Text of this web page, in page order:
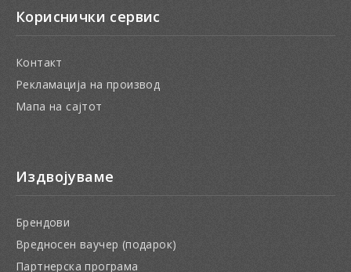
Кориснички сервис
Контакт
Рекламација на производ
Мапа на сајтот
Издвојуваме
Брендови
Вредносен ваучер (подарок)
Партнерска програма